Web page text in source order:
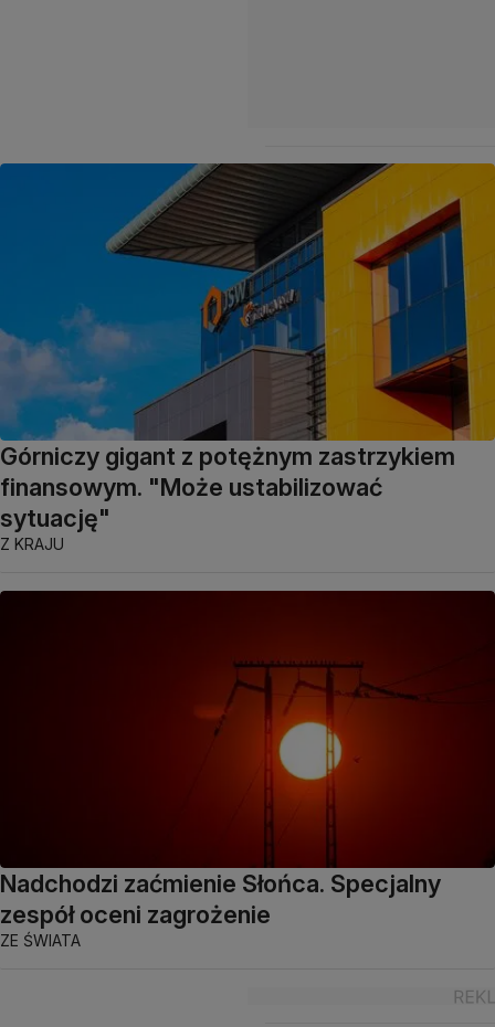
Górniczy gigant z potężnym zastrzykiem
finansowym. "Może ustabilizować
sytuację"
Z KRAJU
Nadchodzi zaćmienie Słońca. Specjalny
zespół oceni zagrożenie
ZE ŚWIATA